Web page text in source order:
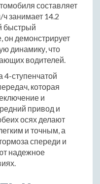
составляет
ч занимает 14.2
быстрый
он демонстрирует
динамику, что
водителей.
4-ступенчатой
которая
и
привод и
осях делают
и точным, а
спереди и
надежное